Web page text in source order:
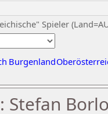
Spieler
Burgenland
Stefan